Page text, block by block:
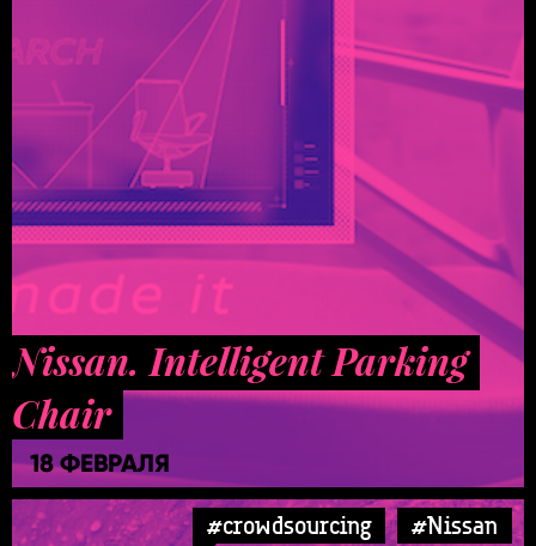
Nissan. Intelligent Parking
Chair
18 ФЕВРАЛЯ
#crowdsourcing
#Nissan